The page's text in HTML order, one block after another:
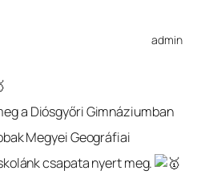
admin
a Diósgyőri Gimnáziumban
Megyei Geográfiai
csapata nyert meg.